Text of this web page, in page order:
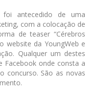
foi antecedido de uma
com a colocação de
de teaser “Cérebros
website da YoungWeb e
Qualquer um destes
Facebook onde consta a
concurso. São as novas